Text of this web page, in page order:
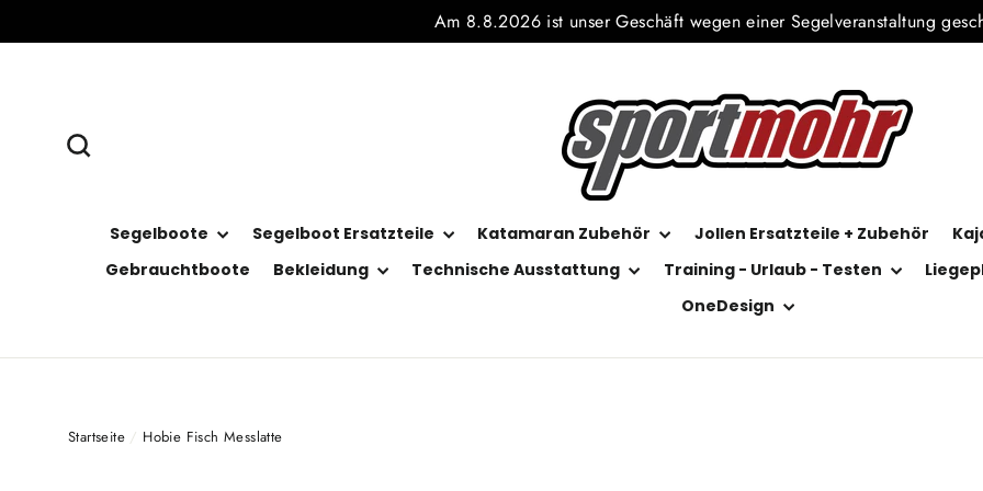
zum
Am 8.8.2026 ist unser Geschäft wegen einer Segelveranstaltung
Segelboote Segelboot Ersatzteile Katamaran Zubehör Jollen Ersatzteile + Zubehör
Gebrauchtboote
Bekleidung Technische Ausstattung Training - Urlaub - Testen
OneDesign
Startseite / Hobie Fisch Messlatte